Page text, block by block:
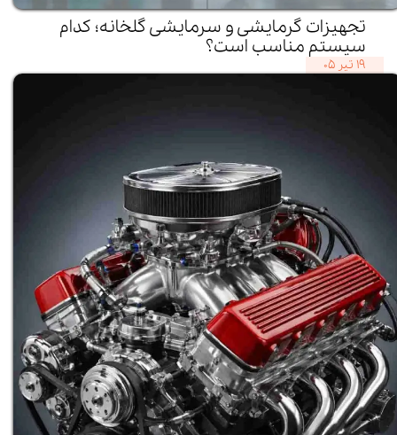
تجهیزات گرمایشی و سرمایشی گلخانه؛ کدام
سیستم مناسب است؟
۱۹ تیر ۰۵